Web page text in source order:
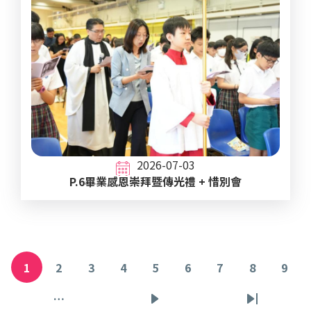
2026-07-03
P.6畢業感恩崇拜暨傳光禮 + 惜別會
Pagination
目
1
頁
2
頁
3
頁
4
頁
面
5
頁
6
頁
7
頁
面
8
頁
9
…
下
Last